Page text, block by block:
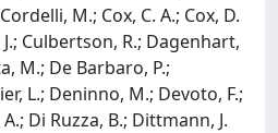
M.; Cox, C. A.; Cox, D.
J.; Culbertson, R.; Dagenhart,
M.; De Barbaro, P.;
L.; Deninno, M.; Devoto, F.;
Di Ruzza, B.; Dittmann, J.